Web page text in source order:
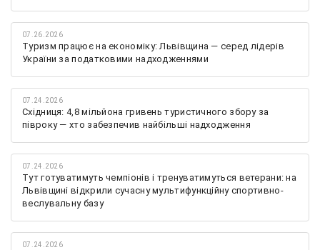
07.26.2026
Туризм працює на економіку: Львівщина — серед лідерів
України за податковими надходженнями
07.24.2026
Східниця: 4,8 мільйона гривень туристичного збору за
півроку — хто забезпечив найбільші надходження
07.24.2026
Тут готуватимуть чемпіонів і тренуватимуться ветерани: на
Львівщині відкрили сучасну мультифункційну спортивно-
веслувальну базу
07.24.2026